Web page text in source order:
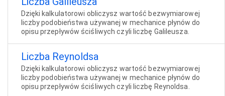
Dzięki kalkulatorowi obliczysz wartość bezwymiarowej
liczby podobieństwa używanej w mechanice płynów do
opisu przepływów ściśliwych czyli liczbę Galileusza.
Liczba Reynoldsa
Dzięki kalkulatorowi obliczysz wartość bezwymiarowej
liczby podobieństwa używanej w mechanice płynów do
opisu przepływów ściśliwych czyli liczbę Reynoldsa.